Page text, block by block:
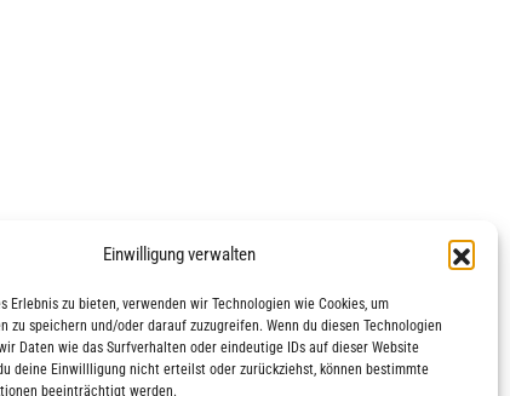
Einwilligung verwalten
Erlebnis zu bieten, verwenden wir Technologien wie Cookies, um
zu speichern und/oder darauf zuzugreifen. Wenn du diesen Technologien
Daten wie das Surfverhalten oder eindeutige IDs auf dieser Website
deine Einwillligung nicht erteilst oder zurückziehst, können bestimmte
beeinträchtigt werden.